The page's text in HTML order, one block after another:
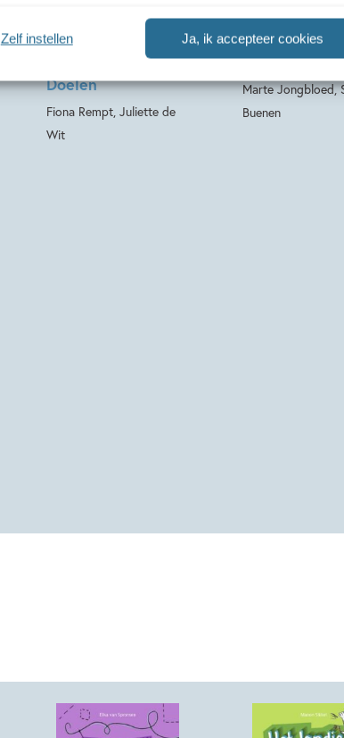
Ja, ik accepteer cookies
Zelf instellenMakkelijk & Leuk –
De held van FC
Doelen
Fiona Rempt, Juliette de
Wit
Makkelijk &
Wij willen
Marte Jongbloed,
Buenen